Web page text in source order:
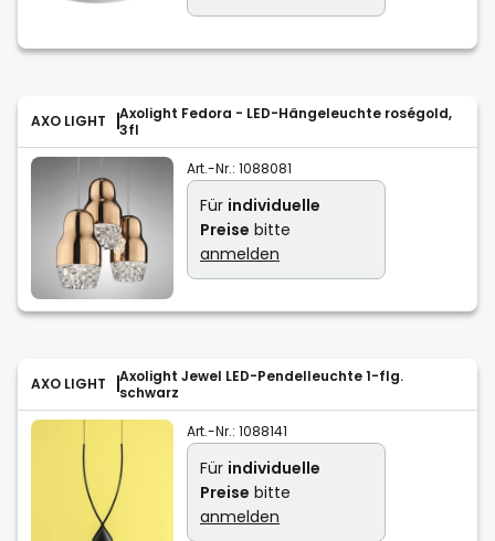
AXO LIGHT
Axolight Fedora - LED-Hängeleuchte roségold,
3fl
Art.-Nr.: 1088081
Für individuelle
Preise bitte
anmelden
AXO LIGHT
Axolight Jewel LED-Pendelleuchte 1-flg.
schwarz
Art.-Nr.: 1088141
Für individuelle
Preise bitte
anmelden